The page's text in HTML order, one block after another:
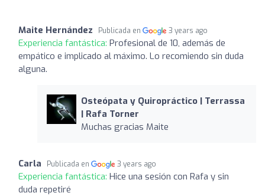
Maite Hernández Publicada en 3 years ago
Experiencia fantástica: Profesional de 10, además de
empático e implicado al máximo. Lo recomiendo sin duda
alguna.
Osteópata y Quiropráctico | Terrassa
| Rafa Torner
Muchas gracias Maite
Carla Publicada en 3 years ago
Experiencia fantástica: Hice una sesión con Rafa y sin
duda repetiré